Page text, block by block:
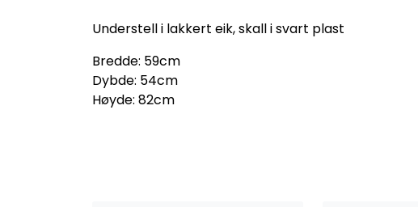
Understell i lakkert eik, skall i svart plast
Bredde: 59cm
Dybde: 54cm
Høyde: 82cm